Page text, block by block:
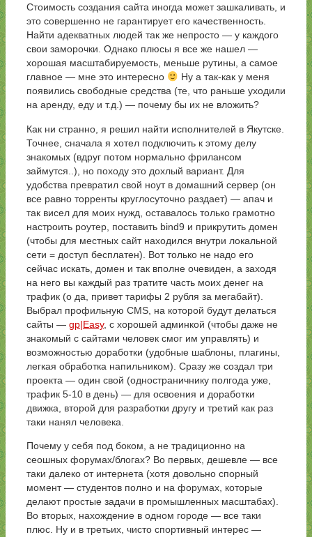
Стоимость создания сайта иногда может зашкаливать, и
это совершенно не гарантирует его качественность.
Найти адекватных людей так же непросто — у каждого
свои заморочки. Однако плюсы я все же нашел —
хорошая масштабируемость, меньше рутины, а самое
главное — мне это интересно
Ну а так-как у меня
появились свободные средства (те, что раньше уходили
на аренду, еду и т.д.) — почему бы их не вложить?
Как ни странно, я решил найти исполнителей в Якутске.
Точнее, сначала я хотел подключить к этому делу
знакомых (вдруг потом нормально фрилансом
займутся..), но походу это дохлый вариант. Для
удобства превратил свой ноут в домашний сервер (он
все равно торренты круглосуточно раздает) — апач и
так висел для моих нужд, оставалось только грамотно
настроить роутер, поставить bind9 и прикрутить домен
(чтобы для местных сайт находился внутри локальной
сети = доступ бесплатен). Вот только не надо его
сейчас искать, домен и так вполне очевиден, а заходя
на него вы каждый раз тратите часть моих денег на
трафик (о да, привет тарифы 2 рубля за мегабайт).
Выбрал профильную CMS, на которой будут делаться
сайты — gp|Easy, с хорошей админкой (чтобы даже не
знакомый с сайтами человек смог им управлять) и
возможностью доработки (удобные шаблоны, плагины,
легкая обработка напильником). Сразу же создал три
проекта — один свой (одностраничнику полгода уже,
трафик 5-10 в день) — для освоения и доработки
движка, второй для разработки другу и третий как раз
таки нанял человека.
Почему у себя под боком, а не традиционно на
сеошных форумах/блогах? Во первых, дешевле — все
таки далеко от интернета (хотя довольно спорный
момент — студентов полно и на форумах, которые
делают простые задачи в промышленных масштабах).
Во вторых, нахождение в одном городе — все таки
плюс. Ну и в третьих, чисто спортивный интерес —